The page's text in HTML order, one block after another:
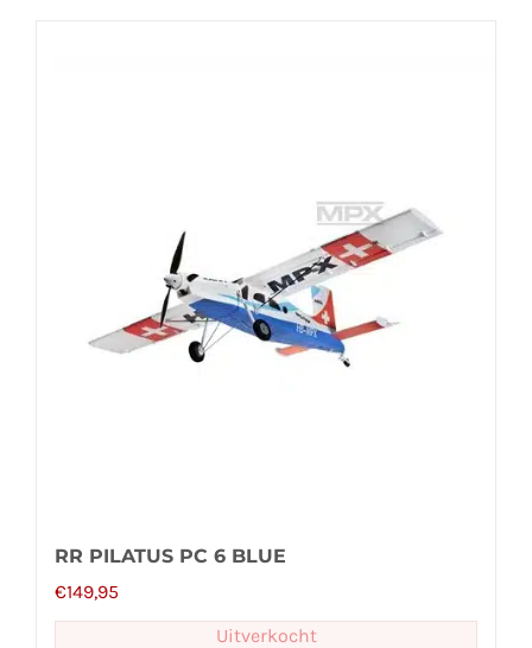
RR PILATUS PC 6 BLUE
€149,95
Uitverkocht